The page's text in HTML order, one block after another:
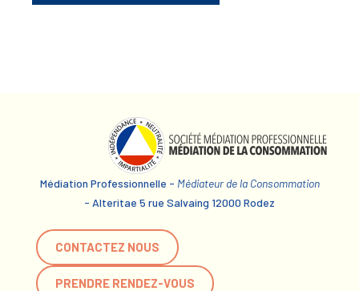
Médiation Professionnelle - Médiateur de la Consommation
- Alteritae 5 rue Salvaing 12000 Rodez
CONTACTEZ NOUS
PRENDRE RENDEZ-VOUS